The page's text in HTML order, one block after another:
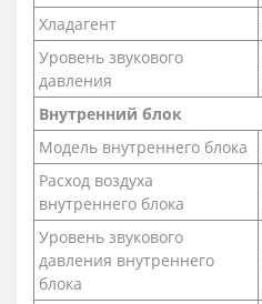
Хладагент
Уровень звукового
давления
Внутренний блок
Модель внутреннего блока
Расход воздуха
внутреннего блока
Уровень звукового
давления внутреннего
блока